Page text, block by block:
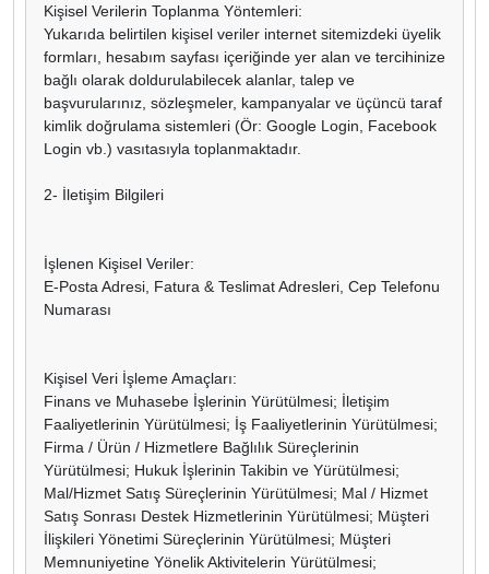
Kişisel Verilerin Toplanma Yöntemleri:
Yukarıda belirtilen kişisel veriler internet sitemizdeki üyelik
formları, hesabım sayfası içeriğinde yer alan ve tercihinize
bağlı olarak doldurulabilecek alanlar, talep ve
başvurularınız, sözleşmeler, kampanyalar ve üçüncü taraf
kimlik doğrulama sistemleri (Ör: Google Login, Facebook
Login vb.) vasıtasıyla toplanmaktadır.
2- İletişim Bilgileri
İşlenen Kişisel Veriler:
E-Posta Adresi, Fatura & Teslimat Adresleri, Cep Telefonu
Numarası
Kişisel Veri İşleme Amaçları:
Finans ve Muhasebe İşlerinin Yürütülmesi; İletişim
Faaliyetlerinin Yürütülmesi; İş Faaliyetlerinin Yürütülmesi;
Firma / Ürün / Hizmetlere Bağlılık Süreçlerinin
Yürütülmesi; Hukuk İşlerinin Takibin ve Yürütülmesi;
Mal/Hizmet Satış Süreçlerinin Yürütülmesi; Mal / Hizmet
Satış Sonrası Destek Hizmetlerinin Yürütülmesi; Müşteri
İlişkileri Yönetimi Süreçlerinin Yürütülmesi; Müşteri
Memnuniyetine Yönelik Aktivitelerin Yürütülmesi;